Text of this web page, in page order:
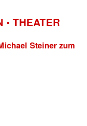
THEATER
Steiner zum